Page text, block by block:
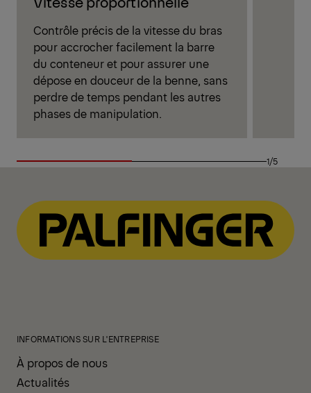
Contrôle précis de la vitesse du bras
pour accrocher facilement la barre
du conteneur et pour assurer une
dépose en douceur de la benne, sans
perdre de temps pendant les autres
phases de manipulation.
1/5
INFORMATIONS SUR L'ENTREPRISE
À propos de nous
Actualités